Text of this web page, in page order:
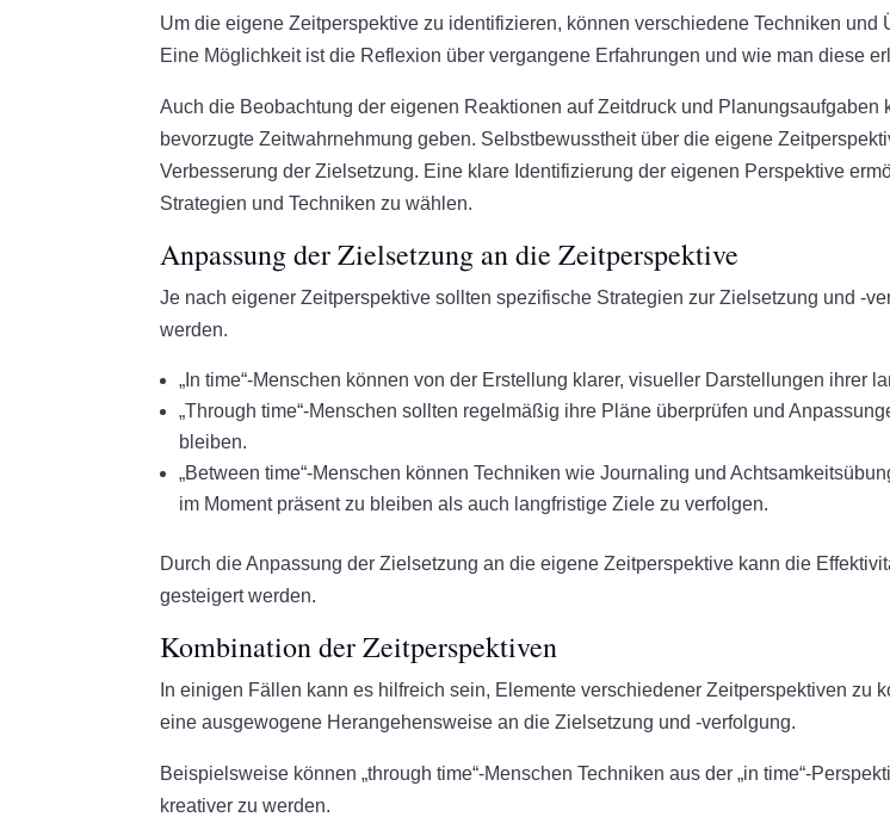
Um die eigene Zeitperspektive zu identifizieren, können verschiedene Techniken und
Eine Möglichkeit ist die Reflexion über vergangene Erfahrungen und wie man diese
Auch die Beobachtung der eigenen Reaktionen auf Zeitdruck und Planungsaufgaben
bevorzugte Zeitwahrnehmung geben. Selbstbewusstheit über die eigene
Verbesserung der Zielsetzung. Eine klare Identifizierung der eigenen Perspektive
Strategien und Techniken zu wählen.
Anpassung der Zielsetzung an die Zeitperspektive
Je nach eigener Zeitperspektive sollten spezifische Strategien zur Zielsetzung und -
werden.
„In time“-Menschen können von der Erstellung klarer, visueller Darstellungen ihrer
„Through time“-Menschen sollten regelmäßig ihre Pläne überprüfen und
bleiben.
„Between time“-Menschen können Techniken wie Journaling und
im Moment präsent zu bleiben als auch langfristige Ziele zu verfolgen.
Durch die Anpassung der Zielsetzung an die eigene Zeitperspektive kann die
gesteigert werden.
Kombination der Zeitperspektiven
In einigen Fällen kann es hilfreich sein, Elemente verschiedener Zeitperspektiven zu
eine ausgewogene Herangehensweise an die Zielsetzung und -verfolgung.
Beispielsweise können „through time“-Menschen Techniken aus der „in time“-
kreativer zu werden.